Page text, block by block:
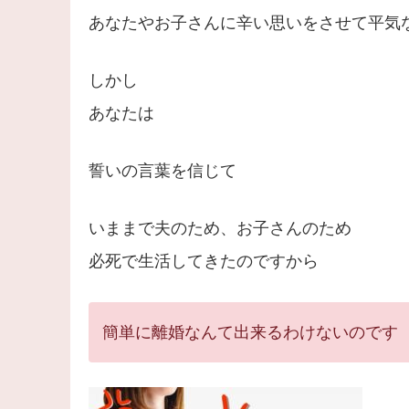
あなたやお子さんに辛い思いをさせて平気
しかし
あなたは
誓いの言葉を信じて
いままで夫のため、お子さんのため
必死で生活してきたのですから
簡単に離婚なんて出来るわけないのです